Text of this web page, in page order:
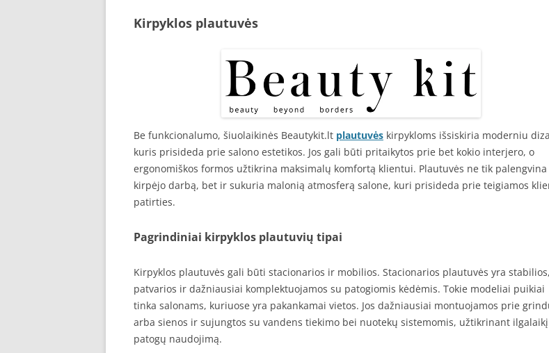
Kirpyklos plautuvės
Be funkcionalumo, šiuolaikinės Beautykit.lt plautuvės kirpykloms išsiskiria moderniu
kuris prisideda prie salono estetikos. Jos gali būti pritaikytos prie bet kokio interjero, o
ergonomiškos formos užtikrina maksimalų komfortą klientui. Plautuvės ne tik palengvina
kirpėjo darbą, bet ir sukuria malonią atmosferą salone, kuri prisideda prie teigiamos
patirties.
Pagrindiniai kirpyklos plautuvių tipai
Kirpyklos plautuvės gali būti stacionarios ir mobilios. Stacionarios plautuvės yra stabilios,
patvarios ir dažniausiai komplektuojamos su patogiomis kėdėmis. Tokie modeliai puikiai
tinka salonams, kuriuose yra pakankamai vietos. Jos dažniausiai montuojamos prie
arba sienos ir sujungtos su vandens tiekimo bei nuotekų sistemomis, užtikrinant
patogų naudojimą.